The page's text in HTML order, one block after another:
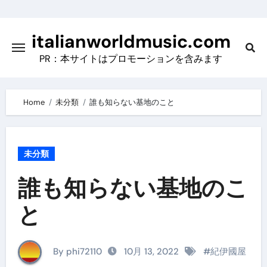
contentitalianworldmusic.com
PR：本サイトはプロモーションを含みます
Home 未分類 誰も知らない基地のこと
未分類
誰も知らない基地のこ
と
By phi72110 10月 13, 2022 #紀伊國屋